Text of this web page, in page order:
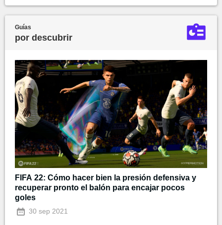
Guías
por descubrir
FIFA 22: Cómo hacer bien la presión defensiva y
recuperar pronto el balón para encajar pocos
goles
30 sep 2021